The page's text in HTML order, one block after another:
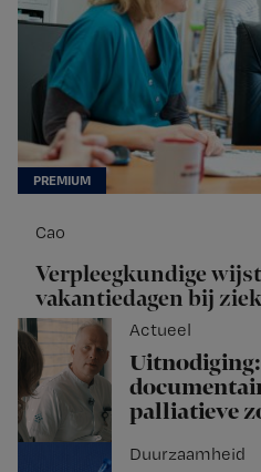
Cao
Verpleegkundige
vakantiedagen bij
Actueel
palliatieve
Duurzaamheid